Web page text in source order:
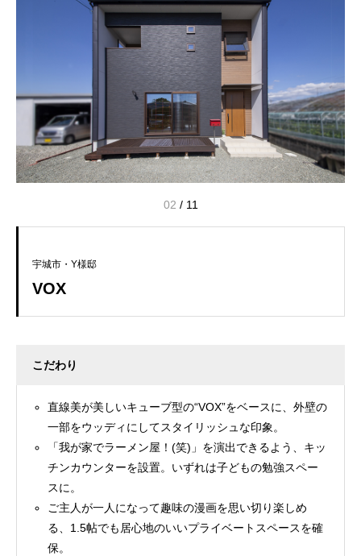
03 / 11
宇城市・Y様邸
VOX
こだわり
直線美が美しいキューブ型の“VOX”をベースに、外壁の
一部をウッディにしてスタイリッシュな印象。
「我が家でラーメン屋！(笑)」を演出できるよう、キッ
チンカウンターを設置。いずれは子どもの勉強スペー
スに。
ご主人が一人になって趣味の漫画を思い切り楽しめ
る、1.5帖でも居心地のいいプライベートスペースを確
保。